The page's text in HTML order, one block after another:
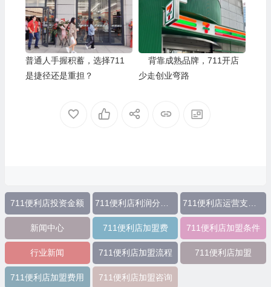
普通人手握积蓄，选择711
是捷径还是重担？
背靠成熟品牌，711开店
少走创业弯路
711便利店投资金额 711便利店利润分成模式 711便利店运营支持政策
新闻中心 711便利店加盟费 711便利店加盟条件
行业新闻 711便利店加盟流程 711便利店加盟
711便利店加盟费用 711便利店加盟咨询